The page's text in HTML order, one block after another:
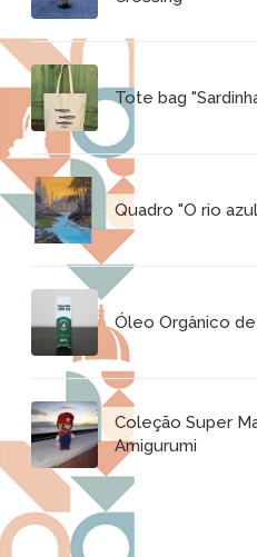
Tote bag
Quadro "O rio
Óleo Orgânico de
Coleção Super
Amigurumi
Faixa
preço:
31,00 €